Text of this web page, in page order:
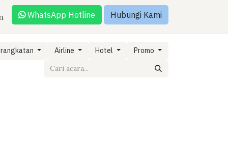
WhatsApp Hotline Hubungi Kami
Airline Hotel Promo